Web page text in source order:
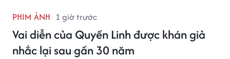
PHIM ẢNH 1 giờ trước
Vai diễn của Quyền Linh được khán giả
nhắc lại sau gần 30 năm